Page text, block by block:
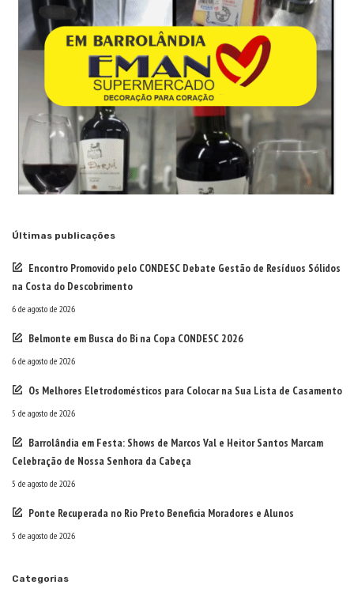
Últimas publicações
Encontro Promovido pelo CONDESC Debate Gestão de Resíduos Sólidos
na Costa do Descobrimento
6 de agosto de 2026
Belmonte em Busca do Bi na Copa CONDESC 2026
6 de agosto de 2026
Os Melhores Eletrodomésticos para Colocar na Sua Lista de Casamento
5 de agosto de 2026
Barrolândia em Festa: Shows de Marcos Val e Heitor Santos Marcam
Celebração de Nossa Senhora da Cabeça
5 de agosto de 2026
Ponte Recuperada no Rio Preto Beneficia Moradores e Alunos
5 de agosto de 2026
Categorias